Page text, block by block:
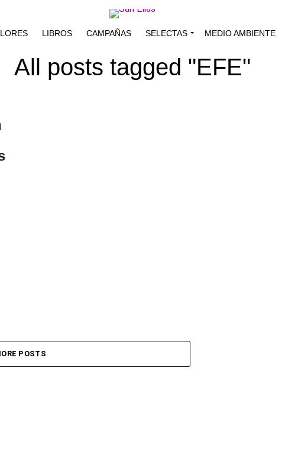
LIBROS CAMPAÑAS SELECTAS MEDIO AMBIENTE
All posts tagged "EFE"
POSTS